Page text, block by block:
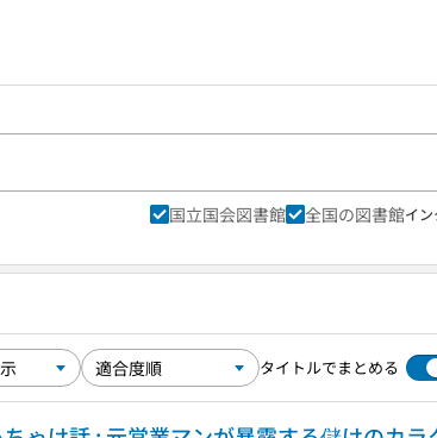
国立国会図書館 全国の図書館イ
タイトルでまとめる